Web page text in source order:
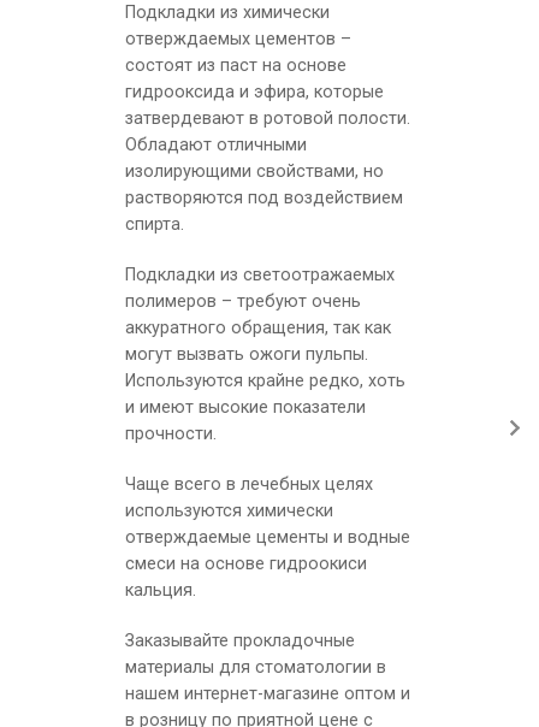
Подкладки из химически
отверждаемых цементов –
состоят из паст на основе
гидрооксида и эфира, которые
затвердевают в ротовой полости.
Обладают отличными
изолирующими свойствами, но
растворяются под воздействием
спирта.
Подкладки из светоотражаемых
полимеров – требуют очень
аккуратного обращения, так как
могут вызвать ожоги пульпы.
Используются крайне редко, хоть
и имеют высокие показатели
прочности.
Чаще всего в лечебных целях
используются химически
отверждаемые цементы и водные
смеси на основе гидроокиси
кальция.
Заказывайте прокладочные
материалы для стоматологии в
нашем интернет-магазине оптом и
в розницу по приятной цене с